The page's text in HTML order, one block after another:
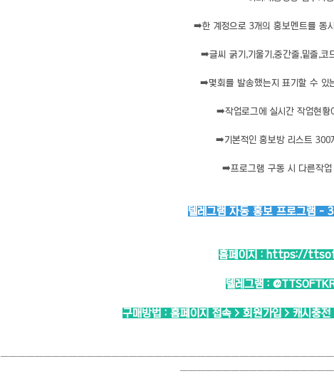
➡️한 계정으로 3개의 홍보멘트를 동
➡️글씨 굵기,기울기,중간줄,밑줄,코
➡️몇회를 발송했는지 표기할 수 있
➡️작업로그에 실시간 작업현황
➡️기본적인 홍보방 리스트 300
➡️프로그램 구동 시 다른작업
텔레그램 자동 홍보 프로그램 -
홈페이지 : https://
텔레그램 :
구매방법 : 홈페이지 접속 > 회원가입 > 캐시충